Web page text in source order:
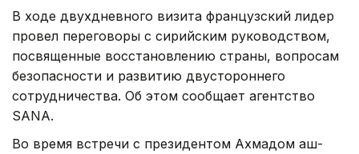
В ходе двухдневного визита французский лидер
провел переговоры с сирийским руководством,
посвященные восстановлению страны, вопросам
безопасности и развитию двустороннего
сотрудничества. Об этом сообщает агентство
SANA.
Во время встречи с президентом Ахмадом аш-